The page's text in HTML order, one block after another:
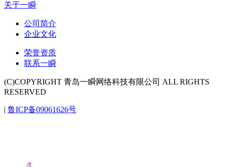
关于一瞬
公司简介
企业文化
荣誉资质
联系一瞬
(C)COPYRIGHT 青岛一瞬网络科技有限公司 ALL RIGHTS
RESERVED
| 鲁ICP备09061626号